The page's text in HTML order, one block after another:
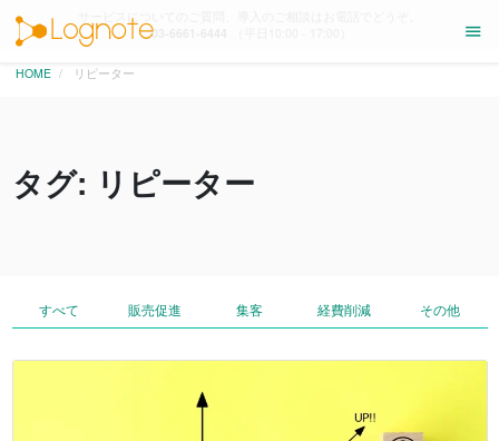
menu
サービスについてのご質問、導入のご相談はお電話でどうぞ。
03-6661-6444
HOME リピーター
タグ: リピーター
すべて 販売促進 集客 経費削減 その他